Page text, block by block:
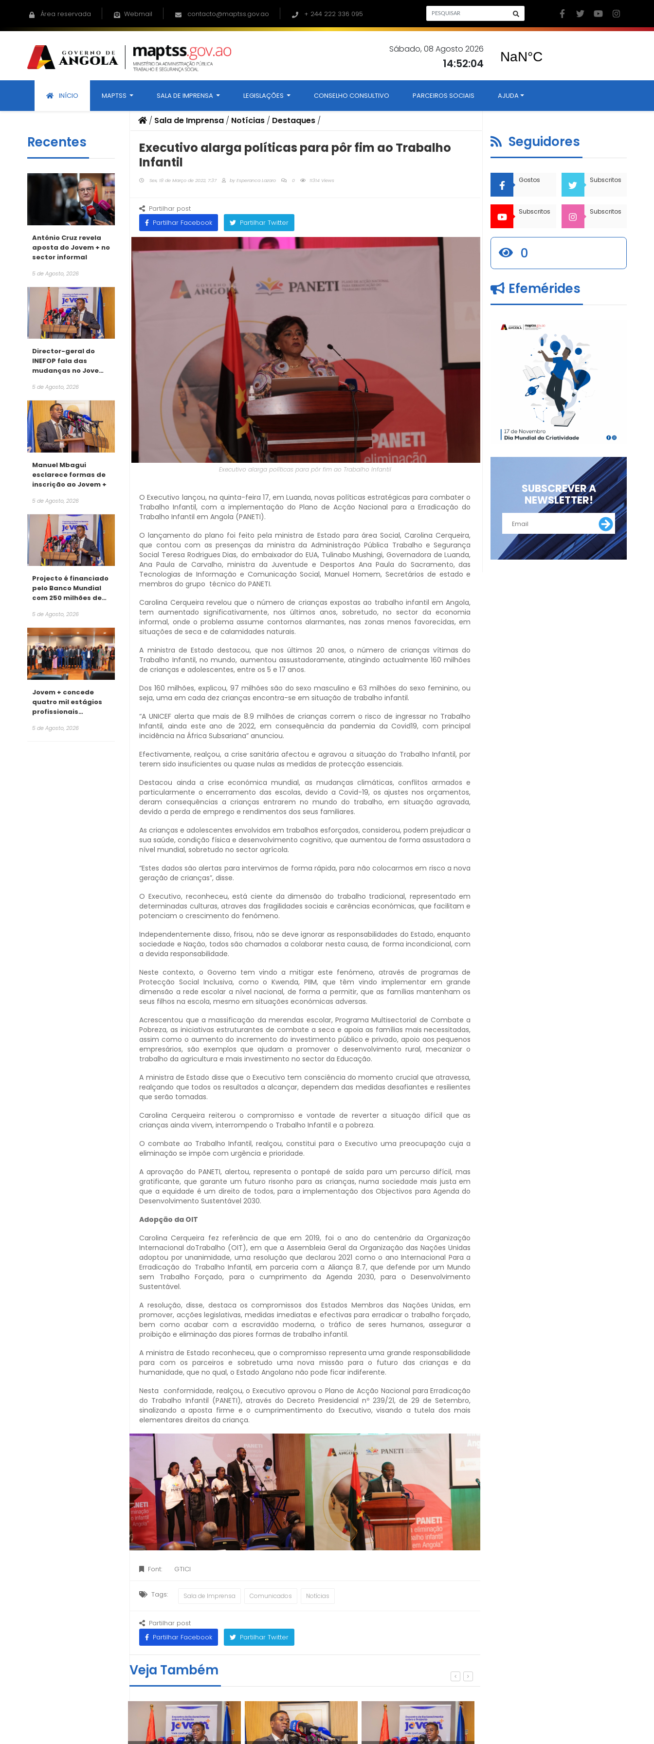
Área reservada Webmail contacto@maptss.gov.ao + 244 222 336 095
Sábado, 08 Agosto 2026
14:52:05
INÍCIO MAPTSS SALA DE IMPRENSA LEGISLAÇÕES CONSELHO CONSULTIVO PARCEIROS SOCIAIS AJUDA
Recentes
António Cruz revela
aposta do Jovem + no
sector informal
5 de Agosto, 2026
Director-geral do
INEFOP fala das
mudanças no Jovem
5 de Agosto, 2026
Manuel Mbagui
esclarece formas de
inscrição ao Jovem +
5 de Agosto, 2026
Projecto é financiado
pelo Banco Mundial
com 250 milhões de
5 de Agosto, 2026
Jovem + concede
quatro mil estágios
profissionais
2026
5 de Agosto, 2026
/ Sala de Imprensa / Notícias / Destaques /
Executivo alarga políticas para pôr fim ao Trabalho
Infantil
Sex, 18 de Março de 2022, 7:37 byEsperanca Lazaro 0 11314 Views
Partilhar post
Partilhar Facebook
Partilhar Twitter
Executivo alarga políticas para pôr fim ao Trabalho Infantil
O Executivo lançou, na quinta-feira 17, em Luanda, novas políticas estratégicas para combater o
Trabalho Infantil, com a implementação do Plano de Acção Nacional para a Erradicação do
Trabalho Infantil em Angola (PANETI).
O lançamento do plano foi feito pela ministra de Estado para área Social, Carolina Cerqueira,
que contou com as presenças da ministra da Administração Pública Trabalho e Segurança
Social Teresa Rodrigues Dias, do embaixador do EUA, Tulinabo Mushingi, Governadora de Luanda,
Ana Paula de Carvalho, ministra da Juventude e Desportos Ana Paula do Sacramento, das
Tecnologias de Informação e Comunicação Social, Manuel Homem, Secretários de estado e
membros do grupo técnico do PANETI.
Carolina Cerqueira revelou que o número de crianças expostas ao trabalho infantil em Angola,
tem aumentado significativamente, nos últimos anos, sobretudo, no sector da economia
informal, onde o problema assume contornos alarmantes, nas zonas menos favorecidas, em
situações de seca e de calamidades naturais.
A ministra de Estado destacou, que nos últimos 20 anos, o número de crianças vítimas do
Trabalho Infantil, no mundo, aumentou assustadoramente, atingindo actualmente 160 milhões
de crianças e adolescentes, entre os 5 e 17 anos.
Dos 160 milhões, explicou, 97 milhões são do sexo masculino e 63 milhões do sexo feminino, ou
seja, uma em cada dez crianças encontra-se em situação de trabalho infantil.
“A UNICEF alerta que mais de 8.9 milhões de crianças correm o risco de ingressar no Trabalho
Infantil, ainda este ano de 2022, em consequência da pandemia da Covid19, com principal
incidência na África Subsariana” anunciou.
Efectivamente, realçou, a crise sanitária afectou e agravou a situação do Trabalho Infantil, por
terem sido insuficientes ou quase nulas as medidas de protecção essenciais.
Destacou ainda a crise económica mundial, as mudanças climáticas, conflitos armados e
particularmente o encerramento das escolas, devido a Covid-19, os ajustes nos orçamentos,
deram consequências a crianças entrarem no mundo do trabalho, em situação agravada,
devido a perda de emprego e rendimentos dos seus familiares.
As crianças e adolescentes envolvidos em trabalhos esforçados, considerou, podem prejudicar a
sua saúde, condição física e desenvolvimento cognitivo, que aumentou de forma assustadora a
nível mundial, sobretudo no sector agrícola.
“Estes dados são alertas para intervimos de forma rápida, para não colocarmos em risco a nova
geração de crianças”, disse.
O Executivo, reconheceu, está ciente da dimensão do trabalho tradicional, representado em
determinadas culturas, atraves das fragilidades sociais e carências económicas, que facilitam e
potenciam o crescimento do fenómeno.
Independentemente disso, frisou, não se deve ignorar as responsabilidades do Estado, enquanto
sociedade e Nação, todos são chamados a colaborar nesta causa, de forma incondicional, com
a devida responsabilidade.
Neste contexto, o Governo tem vindo a mitigar este fenómeno, através de programas de
Protecção Social Inclusiva, como o Kwenda, PIIM, que têm vindo implementar em grande
dimensão a rede escolar a nível nacional, de forma a permitir, que as famílias mantenham os
seus filhos na escola, mesmo em situações económicas adversas.
Acrescentou que a massificação da merendas escolar, Programa Multisectorial de Combate a
Pobreza, as iniciativas estruturantes de combate a seca e apoia as famílias mais necessitadas,
assim como o aumento do incremento do investimento público e privado, apoio aos pequenos
empresários, são exemplos que ajudam a promover o desenvolvimento rural, mecanizar o
trabalho da agricultura e mais investimento no sector da Educação.
A ministra de Estado disse que o Executivo tem consciência do momento crucial que atravessa,
realçando que todos os resultados a alcançar, dependem das medidas desafiantes e resilientes
que serão tomadas.
Carolina Cerqueira reiterou o compromisso e vontade de reverter a situação difícil que as
crianças ainda vivem, interrompendo o Trabalho Infantil e a pobreza.
O combate ao Trabalho Infantil, realçou, constitui para o Executivo uma preocupação cuja a
eliminação se impõe com urgência e prioridade.
A aprovação do PANETI, alertou, representa o pontapé de saída para um percurso difícil, mas
gratificante, que garante um futuro risonho para as crianças, numa sociedade mais justa em
que a equidade é um direito de todos, para a implementação dos Objectivos para Agenda do
Desenvolvimento Sustentável 2030.
Adopção da OIT
Carolina Cerqueira fez referência de que em 2019, foi o ano do centenário da Organização
Internacional doTrabalho (OIT), em que a Assembleia Geral da Organização das Nações Unidas
adoptou por unanimidade, uma resolução que declarou 2021 como o ano Internacional Para a
Erradicação do Trabalho Infantil, em parceria com a Aliança 8.7, que defende por um Mundo
sem Trabalho Forçado, para o cumprimento da Agenda 2030, para o Desenvolvimento
Sustentável.
A resolução, disse, destaca os compromissos dos Estados Membros das Nações Unidas, em
promover, acções legislativas, medidas imediatas e efectivas para erradicar o trabalho forçado,
bem como acabar com a escravidão moderna, o tráfico de seres humanos, assegurar a
proibição e eliminação das piores formas de trabalho infantil.
A ministra de Estado reconheceu, que o compromisso representa uma grande responsabilidade
para com os parceiros e sobretudo uma nova missão para o futuro das crianças e da
humanidade, que no qual, o Estado Angolano não pode ficar indiferente.
Nesta conformidade, realçou, o Executivo aprovou o Plano de Acção Nacional para Erradicação
do Trabalho Infantil (PANETI), através do Decreto Presidencial nº 239/21, de 29 de Setembro,
sinalizando a aposta firme e o cumprimentimento do Executivo, visando a tutela dos mais
elementares direitos da criança.
Font: GTICI
Tags: Sala de Imprensa Comunicados Notícias
Partilhar post
Partilhar Facebook
Partilhar Twitter
Veja Também
Seguidores
Gostos Subscritos
Subscritos Subscritos
0
Efemérides
SUBSCREVER A
NEWSLETTER!